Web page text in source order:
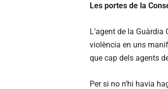
Les portes de la
L’agent de la
violència en uns
que cap dels agents
Per si no n’hi havia